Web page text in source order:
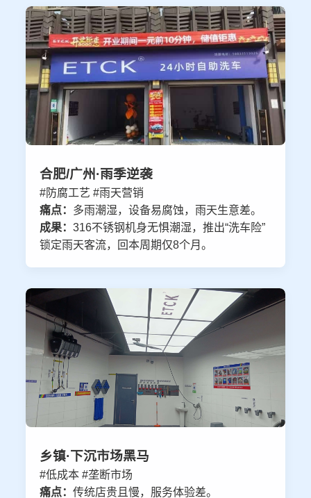
合肥/广州·雨季逆袭
#防腐工艺 #雨天营销
痛点： 多雨潮湿，设备易腐蚀，雨天生意差。
成果：316不锈钢机身无惧潮湿，推出“洗车险”
锁定雨天客流，回本周期仅8个月。
乡镇·下沉市场黑马
#低成本 #垄断市场
痛点：传统店贵且慢，服务体验差。